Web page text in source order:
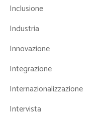
Inclusione
Industria
Innovazione
Integrazione
Internazionalizzazione
Intervista